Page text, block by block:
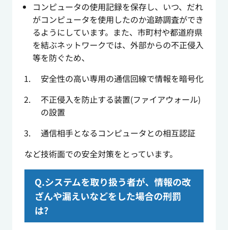
コンピュータの使用記録を保存し、いつ、だれ
がコンピュータを使用したのか追跡調査ができ
るようにしています。また、市町村や都道府県
を結ぶネットワークでは、外部からの不正侵入
等を防ぐため、
安全性の高い専用の通信回線で情報を暗号化
不正侵入を防止する装置(ファイアウォール)
の設置
通信相手となるコンピュータとの相互認証
など技術面での安全対策をとっています。
Q.システムを取り扱う者が、情報の改
ざんや漏えいなどをした場合の刑罰
は?